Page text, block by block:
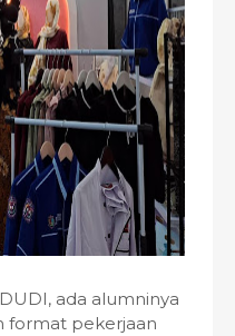
ada alumninya
format pekerjaan